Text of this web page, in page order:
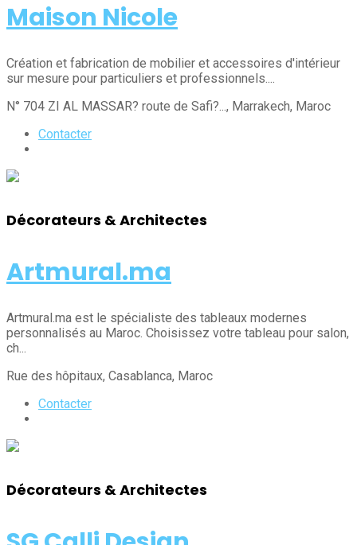
Maison Nicole
Création et fabrication de mobilier et accessoires d'intérieur
sur mesure pour particuliers et professionnels....
N° 704 ZI AL MASSAR? route de Safi?..., Marrakech, Maroc
Contacter
Décorateurs & Architectes
Artmural.ma
Artmural.ma est le spécialiste des tableaux modernes
personnalisés au Maroc. Choisissez votre tableau pour salon,
ch...
Rue des hôpitaux, Casablanca, Maroc
Contacter
Décorateurs & Architectes